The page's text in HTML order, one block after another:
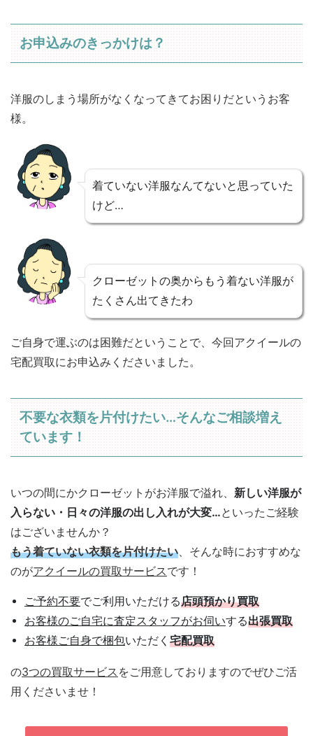
お申込みのきっかけは？
洋服のしまう場所がなくなってきてお困りだというお客
様。
着ていない洋服なんてないと思っていた
けど…
クローゼットの奥からもう着ない洋服が
たくさん出てきたわ
ご自身で運ぶのは困難だということで、今回アクイールの
宅配買取にお申込みくださいました。
不要な衣類を片付けたい…そんなご相談増え
ています！
いつの間にかクローゼットがお洋服で溢れ、 新しい洋服が
入らない・日々の洋服の出し入れが大変…といったご経験
はございませんか？
もう着ていない衣類を片付けたい、そんな時におすすめな
のがアクイールの買取サービスです！
ご予約不要でご利用いただける店頭預かり買取
お客様のご自宅に査定スタッフがお伺いする出張買取
お客様ご自身で梱包いただく 宅配買取
の3つの買取サービス をご用意しておりますのでぜひご活
用くださいませ！